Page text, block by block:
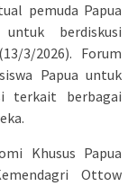
pemuda Papua
berdiskusi
3/2026). Forum
Papua untuk
terkait berbagai
Khusus Papua
Ottow